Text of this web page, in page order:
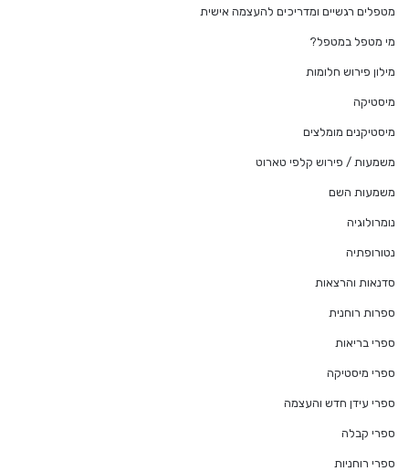
מטפלים רגשיים ומדריכים להעצמה אישית
מי מטפל במטפל?
מילון פירוש חלומות
מיסטיקה
מיסטיקנים מומלצים
משמעות / פירוש קלפי טארוט
משמעות השם
נומרולוגיה
נטורופתיה
סדנאות והרצאות
ספרות רוחנית
ספרי בריאות
ספרי מיסטיקה
ספרי עידן חדש והעצמה
ספרי קבלה
ספרי רוחניות